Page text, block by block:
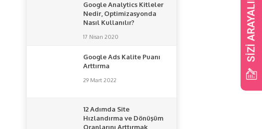
Google Analytics Kitleler
Nedir, Optimizasyonda
Nasıl Kullanılır?
17 Nisan 2020
Google Ads Kalite Puanı
Arttırma
29 Mart 2022
12 Adımda Site
Hızlandırma ve Dönüşüm
Oranlarını Arttırmak